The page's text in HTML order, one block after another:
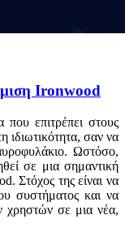
Ironwood
επιτρέπει στους
ιδιωτικότητα, σαν να
Ωστόσο,
σε μια σημαντική
Στόχος της είναι να
συστήματος και να
χρηστών σε μια νέα,